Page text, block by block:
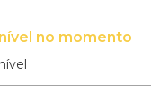
no momento